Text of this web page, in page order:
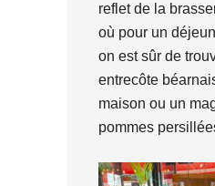
reflet de la
où pour un
on est sûr de
entrecôte
maison ou un
pommes